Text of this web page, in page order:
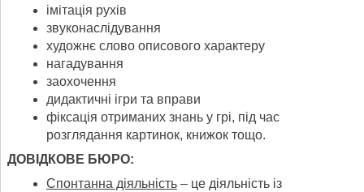
імітація рухів
звуконаслідування
художнє слово описового характеру
нагадування
заохочення
дидактичні ігри та вправи
фіксація отриманих знань у грі, під час
розглядання картинок, книжок тощо.
ДОВІДКОВЕ БЮРО:
Спонтанна діяльність – це діяльність із